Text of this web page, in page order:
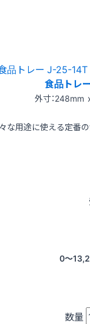
食品トレ
外寸：248mm
な用途に使える定番
0〜
数量